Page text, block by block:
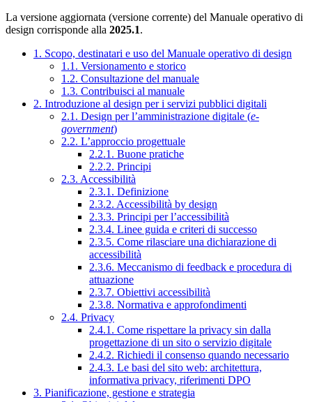
La versione aggiornata (versione corrente) del Manuale operativo di
design corrisponde alla 2025.1.
1. Scopo, destinatari e uso del Manuale operativo di design
1.1. Versionamento e storico
1.2. Consultazione del manuale
1.3. Contribuisci al manuale
2. Introduzione al design per i servizi pubblici digitali
2.1. Design per l’amministrazione digitale (e-
government)
2.2. L’approccio progettuale
2.2.1. Buone pratiche
2.2.2. Principi
2.3. Accessibilità
2.3.1. Definizione
2.3.2. Accessibilità by design
2.3.3. Principi per l’accessibilità
2.3.4. Linee guida e criteri di successo
2.3.5. Come rilasciare una dichiarazione di
accessibilità
2.3.6. Meccanismo di feedback e procedura di
attuazione
2.3.7. Obiettivi accessibilità
2.3.8. Normativa e approfondimenti
2.4. Privacy
2.4.1. Come rispettare la privacy sin dalla
progettazione di un sito o servizio digitale
2.4.2. Richiedi il consenso quando necessario
2.4.3. Le basi del sito web: architettura,
informativa privacy, riferimenti DPO
3. Pianificazione, gestione e strategia